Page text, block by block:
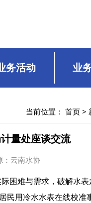
务活动 业
当前位置： 首页 >
量处座谈交流
云南水协
困难与需求，破解水
用冷水水表在线校准